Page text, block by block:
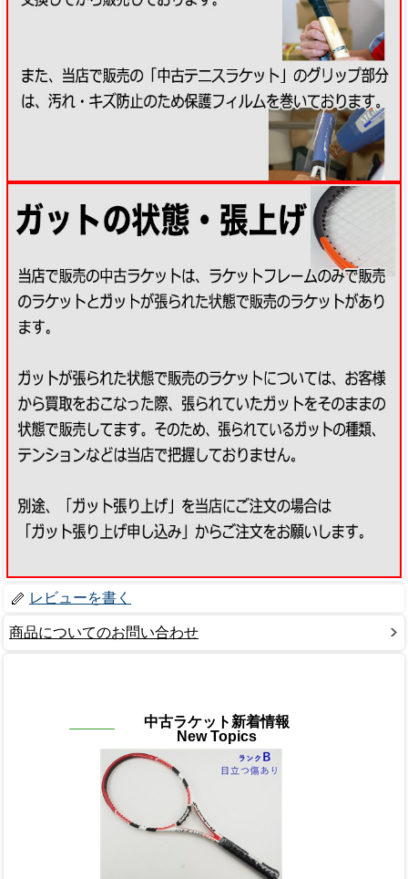
レビューを書く
商品についてのお問い合わせ
中古ラケット新着情報
New Topics